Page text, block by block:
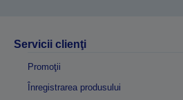
Servicii clienţi
Promoţii
Înregistrarea produsului